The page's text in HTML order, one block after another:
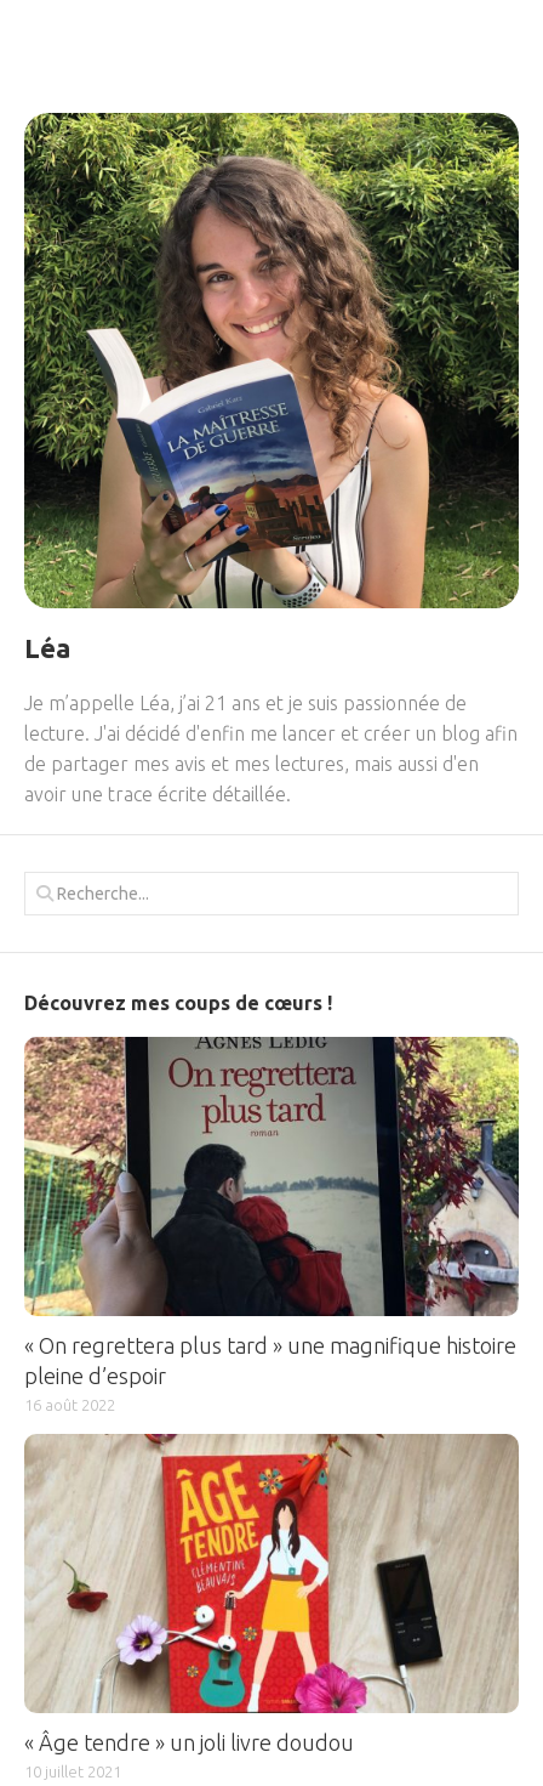
Léa
Je m’appelle Léa, j’ai 21 ans et je suis passionnée de
lecture. J'ai décidé d'enfin me lancer et créer un blog afin
de partager mes avis et mes lectures, mais aussi d'en
avoir une trace écrite détaillée.
Découvrez mes coups de cœurs !
« On regrettera plus tard » une magnifique histoire
pleine d’espoir
16 août 2022
« Âge tendre » un joli livre doudou
10 juillet 2021